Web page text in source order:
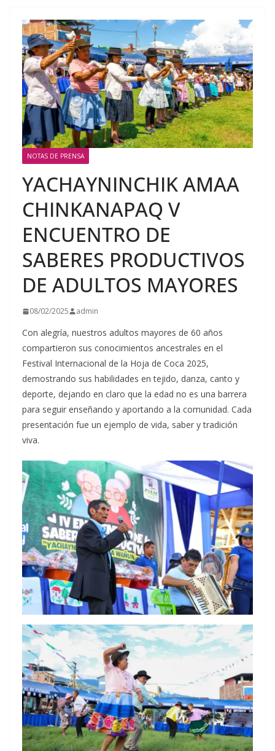
NOTAS DE PRENSA
YACHAYNINCHIK AMAA
CHINKANAPAQ V
ENCUENTRO DE
SABERES PRODUCTIVOS
DE ADULTOS MAYORES
08/02/2025 admin
Con alegría, nuestros adultos mayores de 60 años
compartieron sus conocimientos ancestrales en el
Festival Internacional de la Hoja de Coca 2025,
demostrando sus habilidades en tejido, danza, canto y
deporte, dejando en claro que la edad no es una barrera
para seguir enseñando y aportando a la comunidad. Cada
presentación fue un ejemplo de vida, saber y tradición
viva.